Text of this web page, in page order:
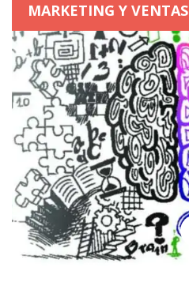
MARKETING Y VENTAS